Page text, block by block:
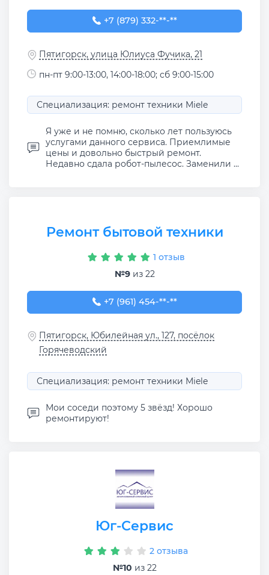
+7 (879) 332-68-80
+7 (879) 332-**-**
Пятигорск, улица Юлиуса Фучика, 21
пн-пт 9:00-13:00, 14:00-18:00; сб 9:00-15:00
Специализация: ремонт техники Miele
Я уже и не помню, сколько лет пользуюсь
услугами данного сервиса. Приемлимые
цены и довольно быстрый ремонт.
Недавно сдала робот-пылесос. Заменили ...
Ремонт бытовой техники
1 отзыв
№9из 22
+7 (961) 454-64-45
+7 (961) 454-**-**
Пятигорск, Юбилейная ул., 127, посёлок
Горячеводский
Специализация: ремонт техники Miele
Мои соседи поэтому 5 звёзд! Хорошо
ремонтируют!
Юг-Сервис
2 отзыва
№10 из 22